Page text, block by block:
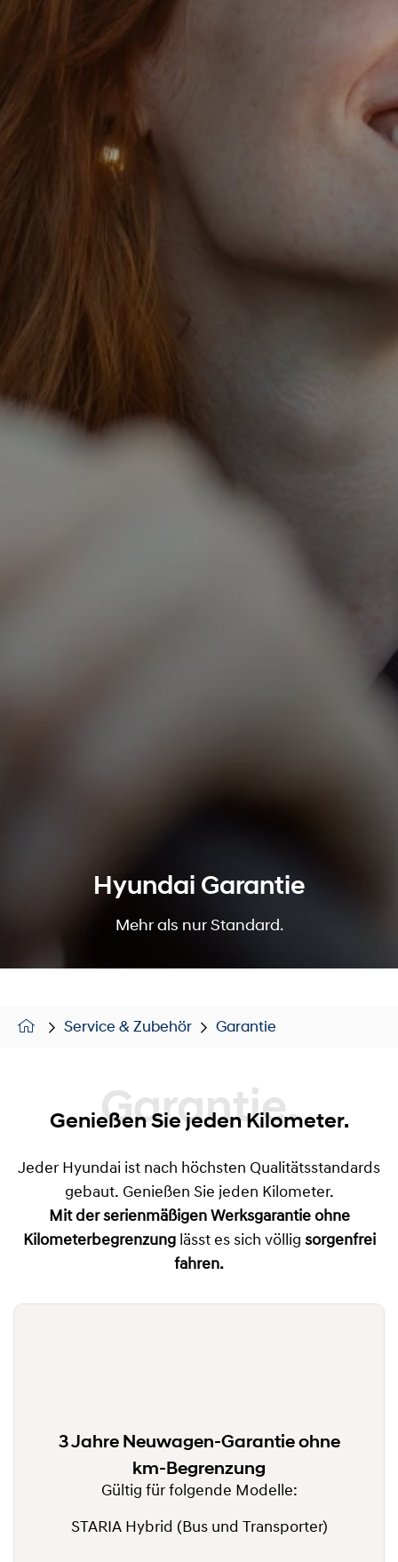
Hyundai Garantie
Mehr als nur Standard.
Service & Zubehör Garantie
Garantie.
Genießen Sie jeden Kilometer.
Jeder Hyundai ist nach höchsten Qualitätsstandards
gebaut. Genießen Sie jeden Kilometer.
Mit derserienmäßigen Werksgarantie ohne
Kilometerbegrenzunglässt es sich völlig sorgenfrei
fahren.
3 Jahre Neuwagen-Garantie ohne
km-Begrenzung
Gültig für folgende Modelle:
STARIA Hybrid (Bus und Transporter)